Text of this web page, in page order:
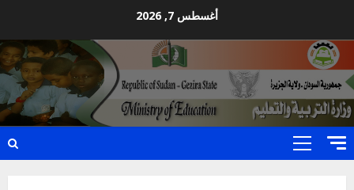
content
أغسطس 7, 2026
Primary